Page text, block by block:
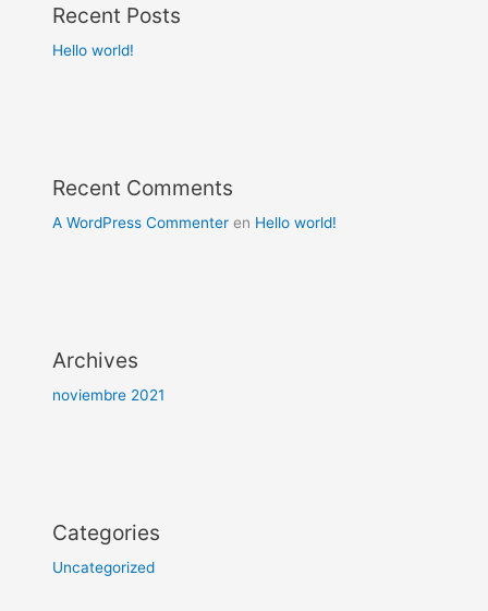
Recent Posts
Hello world!
Recent Comments
A WordPress Commenter en Hello world!
Archives
noviembre 2021
Categories
Uncategorized